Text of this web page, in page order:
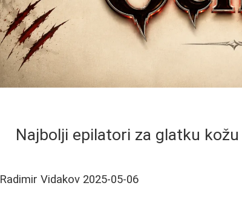
Najbolji epilatori za glatku
Radimir Vidakov 2025-05-06